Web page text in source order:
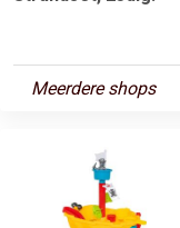
Meerdere shops